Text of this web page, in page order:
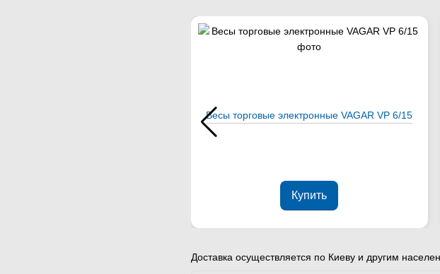
Весы торговые электронные VAGAR VP 6/15
Купить
Доставка осуществляется по Киеву и другим